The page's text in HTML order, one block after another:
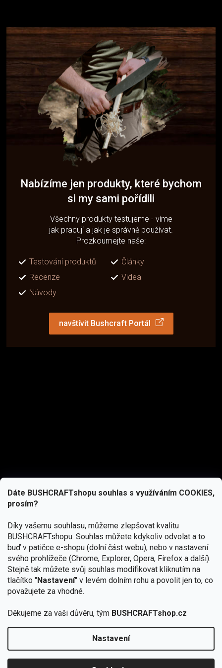
Dáte BUSHCRAFTshopu souhlas s využíváním COOKIES,
prosím?
Díky vašemu souhlasu, můžeme zlepšovat kvalitu
BUSHCRAFTshopu. Souhlas můžete kdykoliv odvolat a to
buď v patičce e-shopu (dolní část webu), nebo v nastavení
svého prohlížeče (Chrome, Explorer, Opera, Firefox a další).
Stejně tak můžete svůj souhlas modifikovat kliknutím na
tlačítko "Nastavení" v levém dolním rohu a povolit jen to, co
považujete za vhodné.
Děkujeme za vaši důvěru, tým BUSHCRAFTshop.cz
Nastavení
zapojte se do slosování o kurz s
Nabízíme jen produkty, které bychom
si my sami pořídili
Všechny produkty testujeme - víme
jak pracují a jak je správně používat.
Prozkoumejte naše:
Testování produktů
Články
Recenze
Videa
Návody
navštívit Bushcraft Portál
podmínkami ochrany osobních údajů
Copyright 2026BUSHCRAFTshop.cz. Všechna práva
vyhrazena.Upravit nastavení cookies